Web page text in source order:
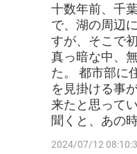
十数年前、千
で、湖の周辺
すが、そこで
真っ暗な中、
た。 都市部に
を見掛ける事
来たと思って
聞くと、あの
2024/07/12